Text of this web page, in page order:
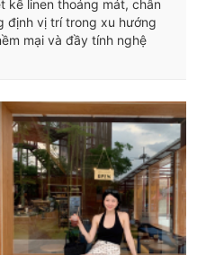
kế linen thoáng mát, chân
định vị trí trong xu hướng
mại và đầy tính nghệ